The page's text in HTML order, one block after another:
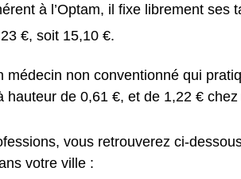
à l’Optam, il fixe librement ses
€, soit 15,10 €.
médecin non conventionné qui
hauteur de 0,61 €, et de 1,22 €
vous retrouverez ci-
votre ville :